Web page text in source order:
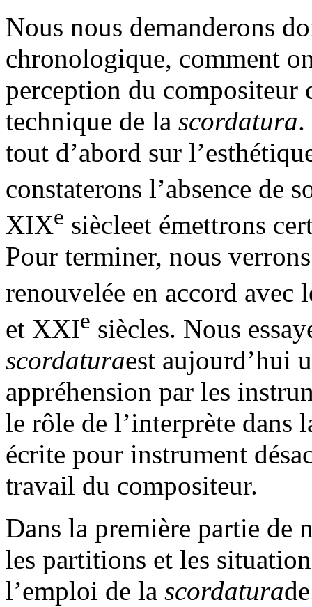
Nous nous demanderons
chronologique, comment
perception du compositeur
technique de la scordatura.
tout d’abord sur
constaterons l’absence de
XIXe siècleet émettrons
Pour terminer, nous
renouvelée en accord avec
et XXIe siècles. Nous
scordaturaest aujourd’hui
appréhension par les
le rôle de l’interprète dans
écrite pour instrument
travail du compositeur.
Dans la première partie de
les partitions et les
l’emploi de la scordatura